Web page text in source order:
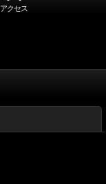
アクセス